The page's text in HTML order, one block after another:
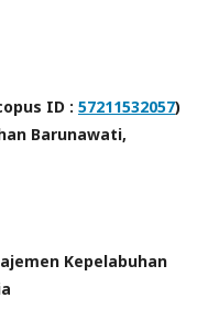
ID : 57211532057)
Barunawati,
Kepelabuhan